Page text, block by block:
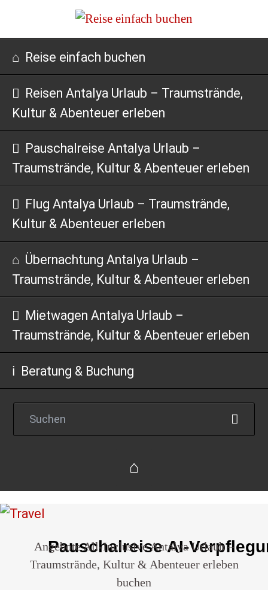
Navigation
Reise einfach buchen
Reisen Antalya Urlaub – Traumstrände,
Kultur & Abenteuer erleben
Pauschalreise Antalya Urlaub –
Traumstrände, Kultur & Abenteuer erleben
Flug Antalya Urlaub – Traumstrände,
Kultur & Abenteuer erleben
Übernachtung Antalya Urlaub –
Traumstrände, Kultur & Abenteuer erleben
Mietwagen Antalya Urlaub –
Traumstrände, Kultur & Abenteuer erleben
Beratung & Buchung
einfach
buchen
Pauschalreise AI-
Angebote All-Inclusive Antalya Urlaub –
Traumstrände, Kultur & Abenteuer erleben
buchen